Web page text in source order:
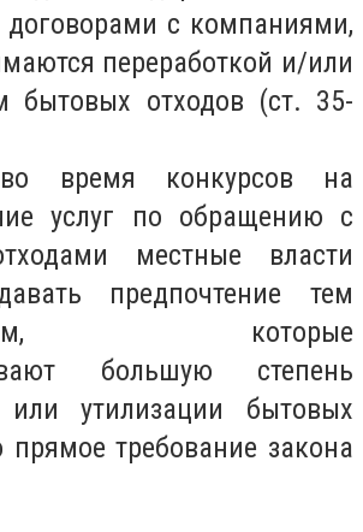
договорами с компаниями,
переработкой и/или
бытовых отходов (ст. 35-
время конкурсов на
услуг по обращению с
местные власти
предпочтение тем
которые
большую степень
или утилизации бытовых
прямое требование закона